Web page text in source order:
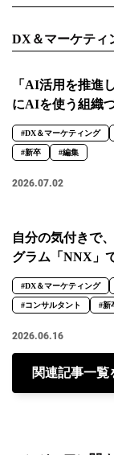
DX＆マーケティ
「AI活用を推進
にAIを使う組織
#DX＆マーケティング
#新卒 #編集
2026.07.02
自分の気付きで
グラム「NNX」
#DX＆マーケティング
#コンサルタント #新
2026.06.16
関連記事一覧